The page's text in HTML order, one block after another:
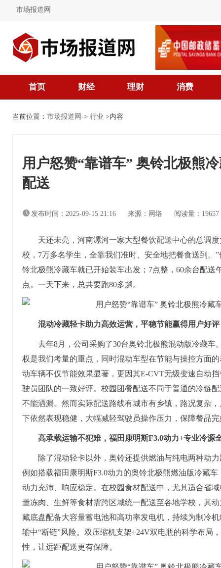
市场报道网
首页 财经 理财 消费
当前位置： 市场报道网 -> 行业 >内容
用户怒赞“靠谱车” 奥铃北极熊
配送
发布时间：2025-09-15 21:16 来源：网络 阅读量：
天还未亮，河南漯河一家大型餐饮配送中心的总调
校，7万多名学生，全靠我们准时、安全地把餐食送到。
铃北极熊冷藏车就已开始装车出发；7点整，60余台配送
点。一天下来，总共要跑80多趟。
混动冷藏轻卡助力高效运营，平稳节能赢得用户好评
去年8月，公司采购了30台奥铃北极熊混动版冷藏车
权是我们考量的重点，同时混动车型在节能与操控方面
动车辆不仅节能效果显著，更因其E-CVT无级变速自动
驶员团队的一致好评。校园团餐配送不同于普通的冷链
不能洒漏。然而实际配送路线有城市有乡镇，路况复杂
下依然表现稳健，大幅减轻驾驶员操作压力，保障餐品
高承载运输不犯难， 福田康明斯F3.0动力+专业冷源
除了混动轻卡以外，奥铃还提供燃油与纯电两种动
例如搭载福田康明斯F3.0动力的奥铃北极熊燃油版冷藏
动力充沛、响应稳定。在校园食材配送中，尤其适合省
量冻肉、生鲜等食材需跨区域统一配送至各地学校，其
藏底盘配备大容量蓄电池和高功率发电机，持续为制冷
输中“断链”风险。双压缩机支架+24V双电瓶的科学布局
性，让远距配送更有保障。